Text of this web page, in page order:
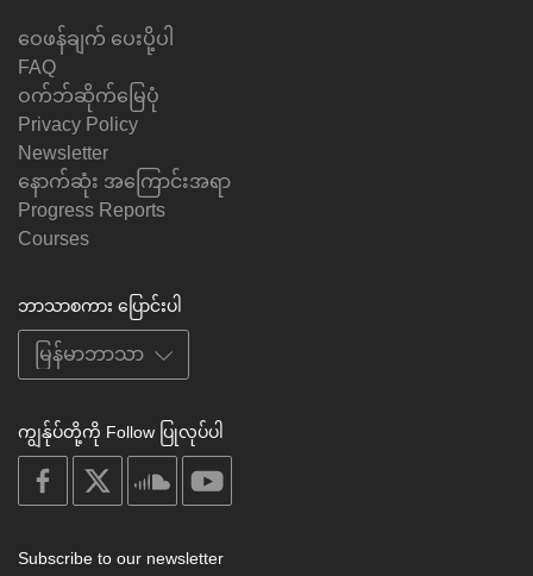
ဝေဖန်ချက် ပေးပို့ပါ
FAQ
ဝက်ဘ်ဆိုက်မြေပုံ
Privacy Policy
Newsletter
နောက်ဆုံး အကြောင်းအရာ
Progress Reports
Courses
ဘာသာစကား ပြောင်းပါ
ကျွန်ုပ်တို့ကို Follow ပြုလုပ်ပါ
on
facebook
soundcloud
Subscribe to our newsletter